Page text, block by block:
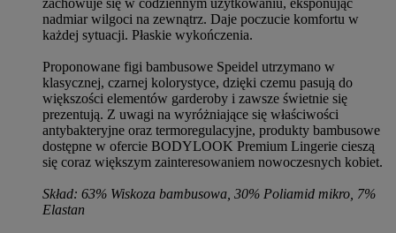
zachowuje się w codziennym użytkowaniu, eksponując
nadmiar wilgoci na zewnątrz. Daje poczucie komfortu w
każdej sytuacji. Płaskie wykończenia.
Proponowane figi bambusowe Speidel utrzymano w
klasycznej, czarnej kolorystyce, dzięki czemu pasują do
większości elementów garderoby i zawsze świetnie się
prezentują. Z uwagi na wyróżniające się właściwości
antybakteryjne oraz termoregulacyjne, produkty bambusowe
dostępne w ofercie BODYLOOK Premium Lingerie cieszą
się coraz większym zainteresowaniem nowoczesnych kobiet.
Skład: 63% Wiskoza bambusowa, 30% Poliamid mikro, 7%
Elastan